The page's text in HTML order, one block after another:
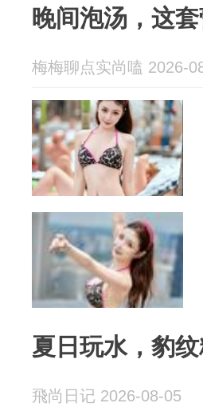
晚间泡汤，这
梅梅聊点实尚嗑 2026-
夏日玩水，豹
飛尚日记 2026-08-05